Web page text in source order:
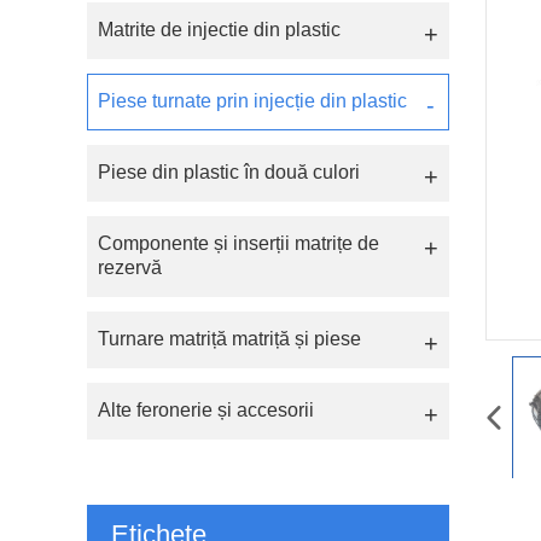
Matrite de injectie din plastic
Piese turnate prin injecție din plastic
Piese din plastic în două culori
Componente și inserții matrițe de
rezervă
Turnare matriță matriță și piese
Alte feronerie și accesorii
Etichete